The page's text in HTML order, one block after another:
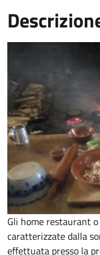
Gli home restaurant
caratterizzate dalla
effettuata presso la